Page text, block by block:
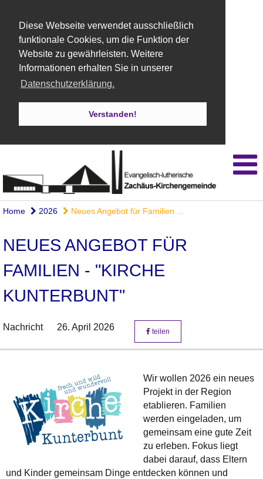
Diese Webseite verwendet ausschließlich
funktionale Cookies, um die Funktion der
Website zu gewährleisten. Weitere
Informationen erhalten Sie in unserer
Datenschutzerklärung.
Verstanden!
Home 2026 Neues Angebot für Familien ...
NEUES ANGEBOT FÜR
FAMILIEN - "KIRCHE
KUNTERBUNT"
Nachricht 26. April 2026 teilen
Wir wollen 2026 ein neues
Projekt in der Region
etablieren. Familien
werden eingeladen, um
gemeinsam eine gute Zeit
zu erleben. Fokus liegt
dabei darauf, dass Eltern
und Kinder gemeinsam Dinge entdecken können und